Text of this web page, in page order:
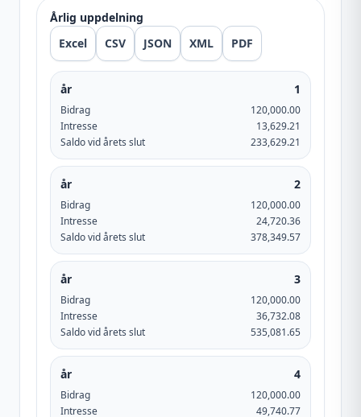
Årlig uppdelning
Excel
CSV JSON XML PDF
år 1
Bidrag
120,000.00
Intresse
13,629.21
Saldo vid årets slut
233,629.21
år 2
Bidrag
120,000.00
Intresse
24,720.36
Saldo vid årets slut
378,349.57
år 3
Bidrag
120,000.00
Intresse
36,732.08
Saldo vid årets slut
535,081.65
år 4
Bidrag
120,000.00
Intresse
49,740.77